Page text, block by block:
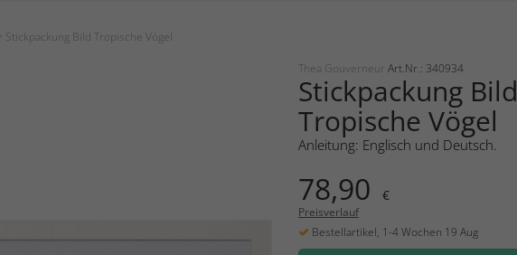
> Stickpackung Bild Tropische Vögel
Thea Gouverneur Art.Nr.: 340934
Stickpackung Bild
Tropische Vögel
Anleitung: Englisch und Deutsch.
78,90 €
Preisverlauf
Bestellartikel, 1-4 Wochen 19 Aug